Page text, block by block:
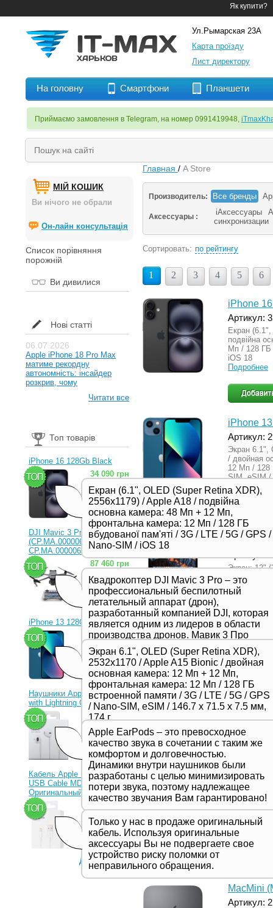
Як купити?
Ул.Рымарская 23А
Карта проїзду
Лист директору
На головну Смартфони Планшети
Приймаємо замовлення в Telegram, на номер 0991419948,
МІЙ КОШИК
Ви нічого не обрали
Он-лайн консультація
Список порівняння
порожній
Ви дивилися
Нові статті
06.07.2026
Apple iPhone 18 Pro Max
матиме рекордну
автономність: інсайдер
розкрив, чому
Читати все
Топ товарів
iPhone 16 128Gb Black
Екран (6.1", OLED (Super Retina XDR),
2556x1179) / Apple A18 / подвійна
основна камера: 48 Мп + 12 Мп,
фронтальна камера: 12 Мп / 128 ГБ
вбудованої пам'яті / 3G / LTE / 5G / GPS /
Nano-SIM / iOS 18
34 090 грн
DJI Mavic 3 Pro (RC)
(CP.MA.00000654.01,
CP.MA.00000656.01)
Квадрокоптер DJI Mavic 3 Pro – это
профессиональный беспилотный
летательный аппарат (дрон),
разработанный компанией DJI, которая
является одним из лидеров в области
производства дронов. Мавик 3 Про
представляет собой новейшую модель
в серии Mavic и отличается высоким
качеством съемки, продвинутыми
функциями и улучшенной
производительностью,
предназначенной для
профессиональных фотографов и
видеооператоров.
87 460 грн
iPhone 13 128Gb Blue
Экран 6.1", OLED (Super Retina XDR),
2532x1170 / Apple A15 Bionic / двойная
основная камера: 12 Мп + 12 Мп,
фронтальная камера: 12 Мп / 128 ГБ
встроенной памяти / 3G / LTE / 5G / GPS
/ Nano-SIM, eSIM / 146.7 х 71.5 х 7.5 мм,
174 г
23 330 грн
Наушники Apple EarPods
with Lightning Connector
Apple EarPods – это превосходное
качество звука в сочетании с таким же
комфортом и долговечностью.
Динамики внутри наушников были
разработаны с целью минимизировать
потери звука, поэтому надлежащее
качество звучания Вам гарантировано!
1 350 грн
Кабель Apple Lightning to
USB Cable MD818ZM
Оригинальный!
Только у нас в продаже оригинальный
кабель. Используя оригинальные
аксессуары Вы не подвергаете свое
устройство риску поломки от
неправильного обращения.
Дивитись все
Главная / A Store
Производитель: Все бренды
Аксессуары : iАксессуары
синхронизации
Сортировать: по рейтингу
1 2 3 4 5 6
iPhone
Артикул:
Екран
подвійна
Мп / 128 ГБ
iOS 18
Подробнее
iPhone
Артикул:
Экран 6.1",
/ двойная
12 Мп / 128
SIM, eSIM /
Подробнее
MacBook
Артикул:
Экран: 12"
ГГц) / ОЗУ:
Graphics
Подробнее
iPhone
Артикул:
Экран 6.1",
/ двойная
12 Мп / 128
SIM, eSIM /
Подробнее
iPhone
Артикул:
Экран 6.1",
/ двойная
SIM, eSIM
Подробнее
MacMini
Артикул: